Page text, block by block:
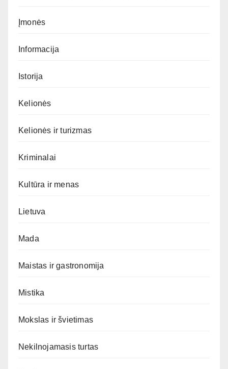
Įmonės
Informacija
Istorija
Kelionės
Kelionės ir turizmas
Kriminalai
Kultūra ir menas
Lietuva
Mada
Maistas ir gastronomija
Mistika
Mokslas ir švietimas
Nekilnojamasis turtas